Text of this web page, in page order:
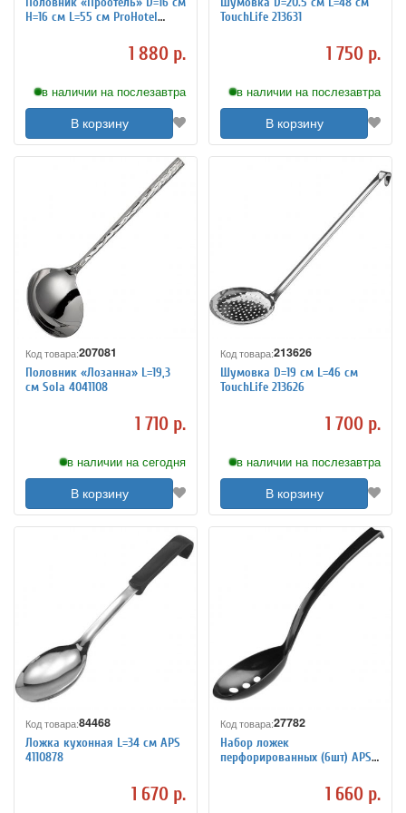
H=16 см L=55 см ProHotel
1 880 р.
в наличии на послезавтра
В корзину
TouchLife 213631
1 750 р.
в наличии на послезавтра
В корзину
Код товара:207081
Половник «Лозанна» L=19,3
см Sola 4041108
1 710 р.
в наличии на сегодня
В корзину
Код товара:213626
Шумовка D=19 см L=46 см
TouchLife 213626
1 700 р.
в наличии на послезавтра
В корзину
Код товара:84468
Ложка кухонная L=34 см APS
4110878
1 670 р.
Код товара:27782
Набор ложек
перфорированных (6шт) APS
1 660 р.